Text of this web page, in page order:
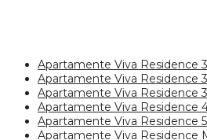
Apartamente Viva Residence 3
Apartamente Viva Residence
Apartamente Viva Residence
Apartamente Viva Residence
Apartamente Viva Residence 5
Apartamente Viva Residence